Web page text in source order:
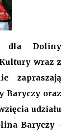
dla Doliny
wraz z
zapraszają
Baryczy oraz
udziału
Baryczy -